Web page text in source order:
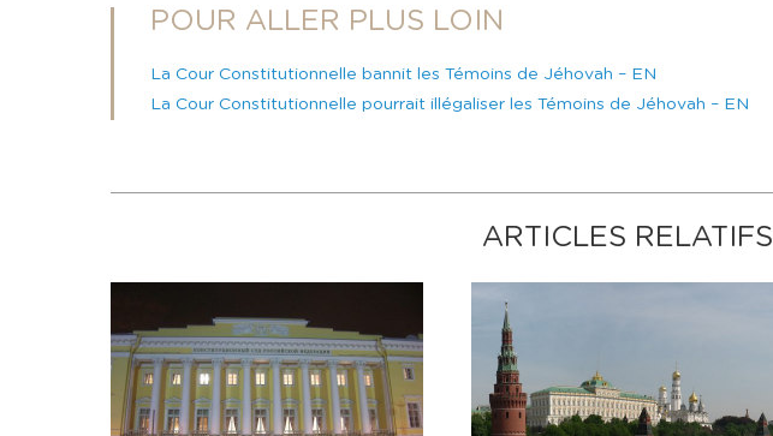
POUR ALLER PLUS LOIN
La Cour Constitutionnelle bannit les Témoins de Jéhovah – EN
La Cour Constitutionnelle pourrait illégaliser les Témoins de Jéhovah – EN
ARTICLES RELATIFS